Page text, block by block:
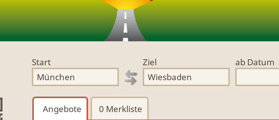
Start
Ziel
ab Datum
Angebote 0 Merkliste